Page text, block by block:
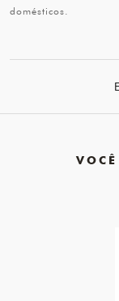
domésticos.